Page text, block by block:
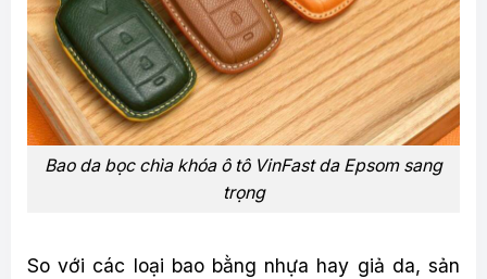
Bao da bọc chìa khóa ô tô VinFast da Epsom sang
trọng
So với các loại bao bằng nhựa hay giả da, sản